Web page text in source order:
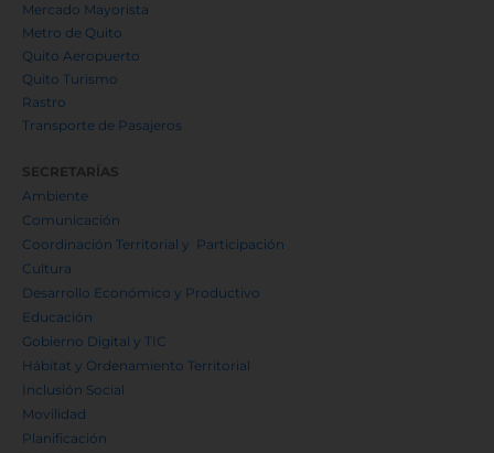
Mercado Mayorista
Metro de Quito
Quito Aeropuerto
Quito Turismo
Rastro
Transporte de Pasajeros
SECRETARÍAS
Ambiente
Comunicación
Coordinación Territorial y Participación
Cultura
Desarrollo Económico y Productivo
Educación
Gobierno Digital y TIC
Hábitat y Ordenamiento Territorial
Inclusión Social
Movilidad
Planificación